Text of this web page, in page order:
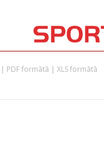
| PDF formātā | XLS formātā